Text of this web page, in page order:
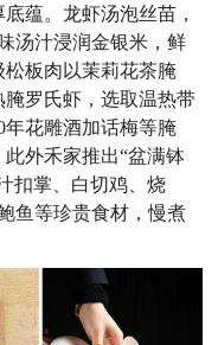
蕴。龙虾汤泡丝苗，
汤汁浸润金银米，鲜
板肉以茉莉花茶腌
罗氏虾，选取温热带
年花雕酒加话梅等腌
外禾家推出“盆满钵
扣掌、白切鸡、烧
鱼等珍贵食材，慢煮